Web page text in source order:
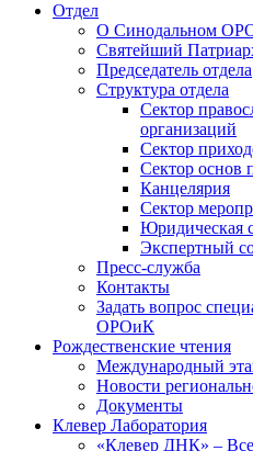
Отдел
О Синодальном
Святейший
Председатель отдела
Структура отдела
Сектор
организаций
Сектор
Сектор основ
Канцелярия
Сектор
Юридическая
Экспертный
Пресс-служба
Контакты
Задать вопрос
ОРОиК
Рождественские чтения
Международный
Новости
Документы
Клевер Лаборатория
«Клевер ДНК» –